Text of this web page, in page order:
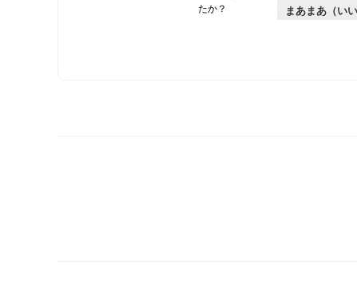
たか？
まあまあ（い